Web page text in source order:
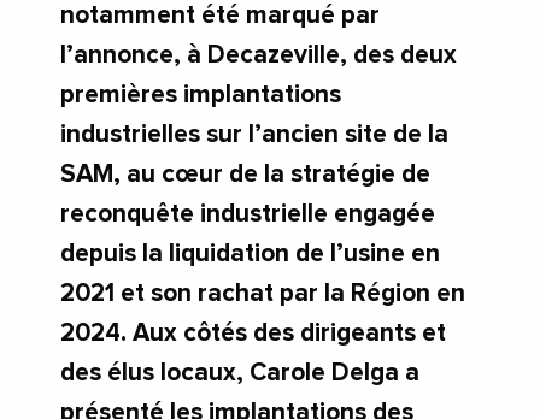
notamment été marqué par
l’annonce, à Decazeville, des deux
premières implantations
industrielles sur l’ancien site de la
SAM, au cœur de la stratégie de
reconquête industrielle engagée
depuis la liquidation de l’usine en
2021 et son rachat par la Région en
2024. Aux côtés des dirigeants et
des élus locaux, Carole Delga a
présenté les implantations des